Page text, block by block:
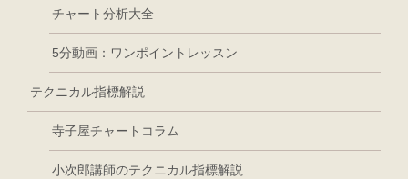
チャート分析大全
5分動画：ワンポイントレッスン
テクニカル指標解説
寺子屋チャートコラム
小次郎講師のテクニカル指標解説